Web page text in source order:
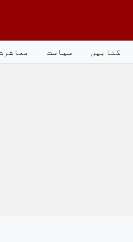
کتابیں سیاست